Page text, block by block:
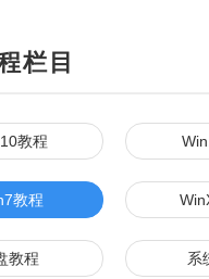
栏目
教程
教程
教程 系